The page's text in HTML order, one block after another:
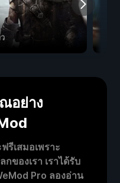
อย่าง
รีเสมอเพราะ
ของเรา เราได้รับ
Pro ลองอ่าน